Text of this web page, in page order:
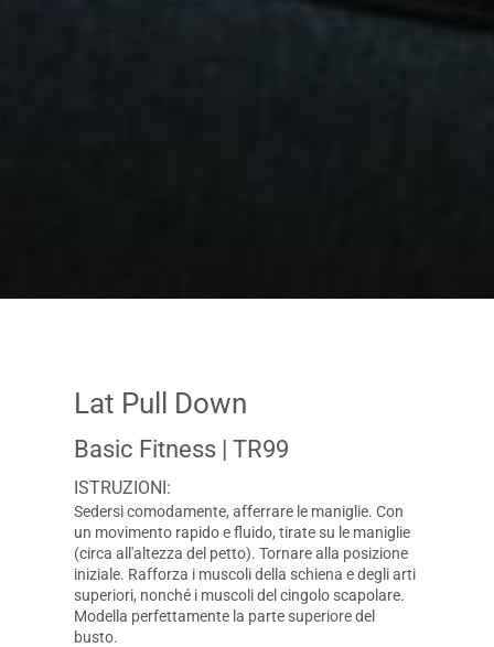
Lat Pull Down
Basic Fitness | TR99
ISTRUZIONI:
Sedersi comodamente, afferrare le maniglie. Con
un movimento rapido e fluido, tirate su le maniglie
(circa all'altezza del petto). Tornare alla posizione
iniziale. Rafforza i muscoli della schiena e degli arti
superiori, nonché i muscoli del cingolo scapolare.
Modella perfettamente la parte superiore del
busto.